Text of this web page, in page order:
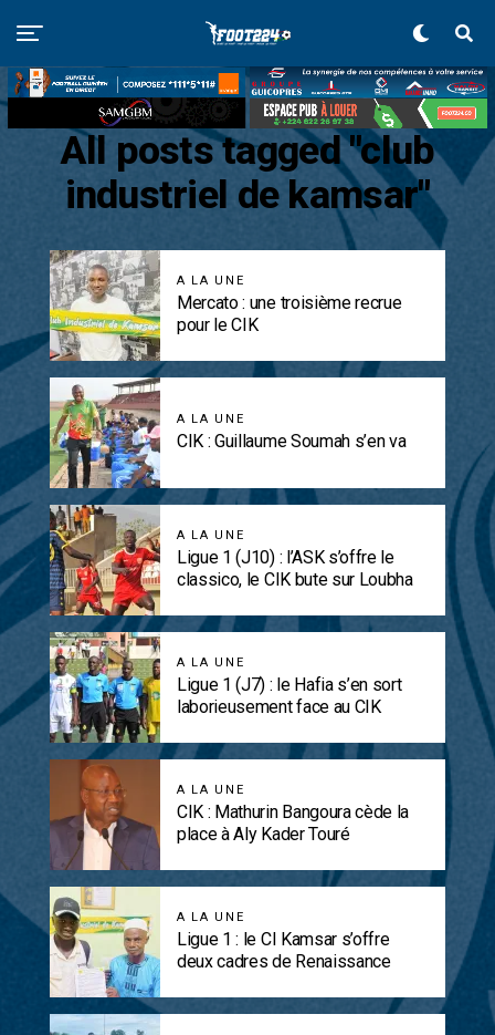
All posts tagged "club
industriel de kamsar"
A LA UNE
Mercato : une troisième recrue
pour le CIK
A LA UNE
CIK : Guillaume Soumah s’en va
A LA UNE
Ligue 1 (J10) : l’ASK s’offre le
classico, le CIK bute sur Loubha
A LA UNE
Ligue 1 (J7) : le Hafia s’en sort
laborieusement face au CIK
A LA UNE
CIK : Mathurin Bangoura cède la
place à Aly Kader Touré
A LA UNE
Ligue 1 : le CI Kamsar s’offre
deux cadres de Renaissance